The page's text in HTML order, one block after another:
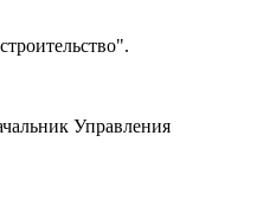
Управления